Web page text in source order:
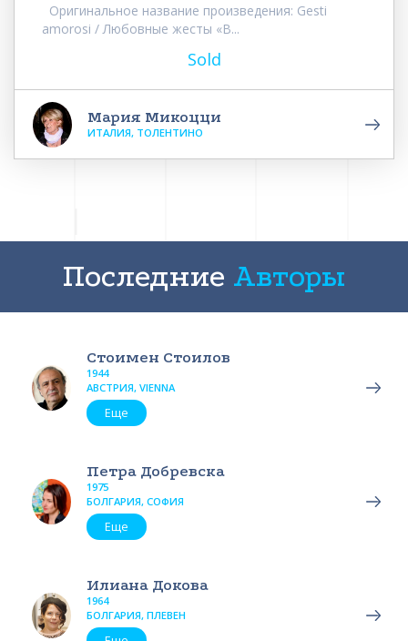
Оригинальное название произведения: Gesti
amorosi / Любовные жесты «В...
Sold
Мария Микоцци
ИТАЛИЯ, ТОЛЕНТИНО
Последние Авторы
Стоимен Стоилов
1944
АВСТРИЯ, VIENNA
Еще
Петра Добревска
1975
БОЛГАРИЯ, СОФИЯ
Еще
Илиана Докова
1964
БОЛГАРИЯ, ПЛЕВЕН